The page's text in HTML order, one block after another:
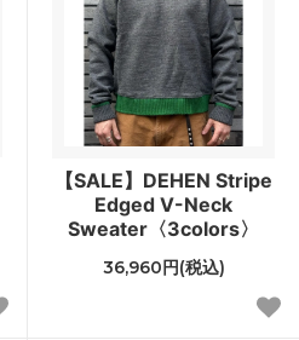
【SALE】DEHEN Stripe
Edged V-Neck
Sweater〈3colors〉
36,960円(税込)